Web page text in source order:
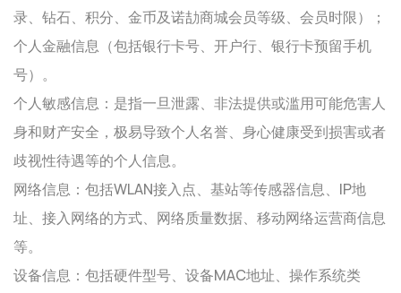
录、钻石、积分、金币及诺劼商城会员等级、会员时限）；
个人金融信息（包括银行卡号、开户行、银行卡预留手机
号）。
个人敏感信息：是指一旦泄露、非法提供或滥用可能危害人
身和财产安全，极易导致个人名誉、身心健康受到损害或者
歧视性待遇等的个人信息。
网络信息：包括WLAN接入点、基站等传感器信息、IP地
址、接入网络的方式、网络质量数据、移动网络运营商信息
等。
设备信息：包括硬件型号、设备MAC地址、操作系统类